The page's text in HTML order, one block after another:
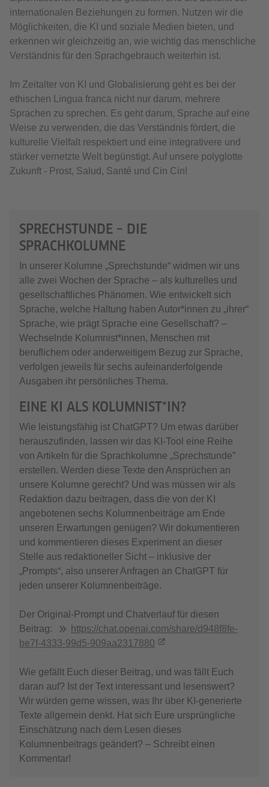
internationalen Beziehungen zu formen. Nutzen wir die
Möglichkeiten, die KI und soziale Medien bieten, und
erkennen wir gleichzeitig an, wie wichtig das menschliche
Verständnis für den Sprachgebrauch weiterhin ist.
Im Zeitalter von KI und Globalisierung geht es bei der
ethischen Lingua franca nicht nur darum, mehrere
Sprachen zu sprechen. Es geht darum, Sprache auf eine
Weise zu verwenden, die das Verständnis fördert, die
kulturelle Vielfalt respektiert und eine integrativere und
stärker vernetzte Welt begünstigt. Auf unsere polyglotte
Zukunft - Prost, Salud, Santé und Cin Cin!
SPRECHSTUNDE – DIE
SPRACHKOLUMNE
In unserer Kolumne „Sprechstunde“ widmen wir uns
alle zwei Wochen der Sprache – als kulturelles und
gesellschaftliches Phänomen. Wie entwickelt sich
Sprache, welche Haltung haben Autor*innen zu „ihrer“
Sprache, wie prägt Sprache eine Gesellschaft? –
Wechselnde Kolumnist*innen, Menschen mit
beruflichem oder anderweitigem Bezug zur Sprache,
verfolgen jeweils für sechs aufeinanderfolgende
Ausgaben ihr persönliches Thema.
EINE KI ALS KOLUMNIST*IN?
Wie leistungsfähig ist ChatGPT? Um etwas darüber
herauszufinden, lassen wir das KI-Tool eine Reihe
von Artikeln für die Sprachkolumne „Sprechstunde”
erstellen. Werden diese Texte den Ansprüchen an
unsere Kolumne gerecht? Und was müssen wir als
Redaktion dazu beitragen, dass die von der KI
angebotenen sechs Kolumnenbeiträge am Ende
unseren Erwartungen genügen? Wir dokumentieren
und kommentieren dieses Experiment an dieser
Stelle aus redaktioneller Sicht – inklusive der
„Prompts“, also unserer Anfragen an ChatGPT für
jeden unserer Kolumnenbeiträge.
Der Original-Prompt und Chatverlauf für diesen
Beitrag:
https://chat.openai.com/share/d948f8fe-
be7f-4333-99d5-909aa2317880
Wie gefällt Euch dieser Beitrag, und was fällt Euch
daran auf? Ist der Text interessant und lesenswert?
Wir würden gerne wissen, was Ihr über KI-generierte
Texte allgemein denkt. Hat sich Eure ursprüngliche
Einschätzung nach dem Lesen dieses
Kolumnenbeitrags geändert? – Schreibt einen
Kommentar!